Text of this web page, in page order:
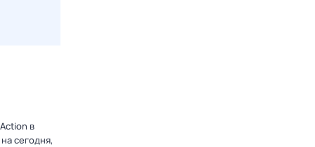
в
сегодня,